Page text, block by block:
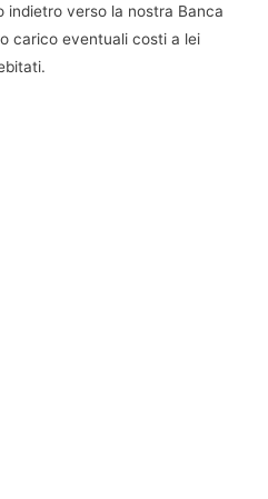
indietro verso la nostra Banca
carico eventuali costi a lei